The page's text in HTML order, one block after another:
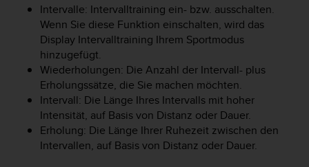
Intervalle: Intervalltraining ein- bzw. ausschalten.
Wenn Sie diese Funktion einschalten, wird das
Display Intervalltraining Ihrem Sportmodus
hinzugefügt.
Wiederholungen: Die Anzahl der Intervall- plus
Erholungssätze, die Sie machen möchten.
Intervall: Die Länge Ihres Intervalls mit hoher
Intensität, auf Basis von Distanz oder Dauer.
Erholung: Die Länge Ihrer Ruhezeit zwischen den
Intervallen, auf Basis von Distanz oder Dauer.